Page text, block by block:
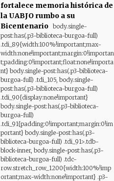
fortalece memoria histórica de
la UABJO rumbo a su
Bicentenario body.single-
post:has(.p3-biblioteca-burgoa-full)
.tdi_89{width:100%!important;max-
width:none!important;margin:0!importan
t;padding:0!important;float:none!importa
nt} body.single-post:has(.p3-biblioteca-
burgoa-full) .tdi_105, body.single-
post:has(.p3-biblioteca-burgoa-full)
.tdi_90{display:none!important}
body.single-post:has(.p3-biblioteca-
burgoa-full)
.tdi_91{padding:0!important;margin:0!im
portant} body.single-post:has(.p3-
biblioteca-burgoa-full) .tdi_91>.tdb-
block-inner, body.single-post:has(.p3-
biblioteca-burgoa-full) .tdc-
row.stretch_row_1200{width:100%!imp
ortant;max-width:none!important} .p3-